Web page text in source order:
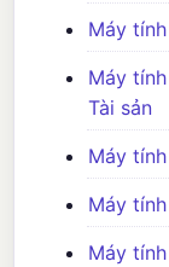
Máy
Máy
Tài sản
Máy
Máy
Máy